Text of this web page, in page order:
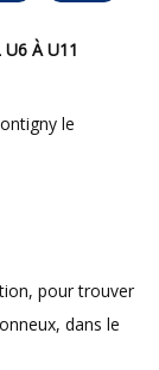
U6 À U11
le
pour trouver
dans le